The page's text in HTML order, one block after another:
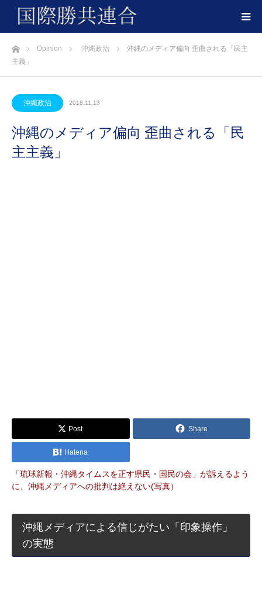
ホームOpinion 沖縄政治
沖縄のメディア偏向 歪曲される「民主
主義」
沖縄政治 2018.11.13
沖縄のメディア偏向 歪曲される「民
主主義」
Post Share
Hatena
「琉球新報・沖縄タイムスを正す県民・国民の会」が訴えるよう
に、沖縄メディアへの批判は絶えない(写真）
沖縄メディアによる信じがたい「印象操作」
の実態